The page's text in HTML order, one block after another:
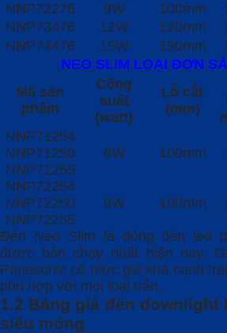
NNP72276
9W 100mm
NNP73476 12W 120mm
NNP74476
15W 150mm
NEO SLIM LOẠI ĐƠN
Mã sản
phẩm
Công
suất
(watt)
Lỗ cắt
(mm)
NNP71254
NNP71250
NNP71255
6W 100mm
NNP72254
NNP72250
NNP72255
9W 100mm
Đèn Neo Slim là dòng đèn led
được bán chạy nhất hiện nay.
Panasonic có mức giá khá cạnh
phù hợp với mọi loại trần.
1.2 Bảng giá đèn downlight
siêu mỏng